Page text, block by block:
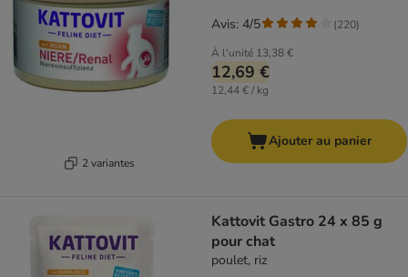
2 variantes
À l'unité 13,38 €
12,69 €
12,44 € / kg
Avis: 4/5 (220)
Ajouter au panier
Kattovit Gastro 24 x 85 g
pour chat
poulet, riz